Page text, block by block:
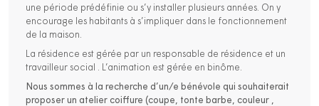
une période prédéfinie ou s’y installer plusieurs années. On y
encourage les habitants à s’impliquer dans le fonctionnement
de la maison.
La résidence est gérée par un responsable de résidence et un
travailleur social . L’animation est gérée en binôme.
Nous sommes à la recherche d’un/e bénévole qui souhaiterait
proposer un atelier coiffure (coupe, tonte barbe, couleur ,